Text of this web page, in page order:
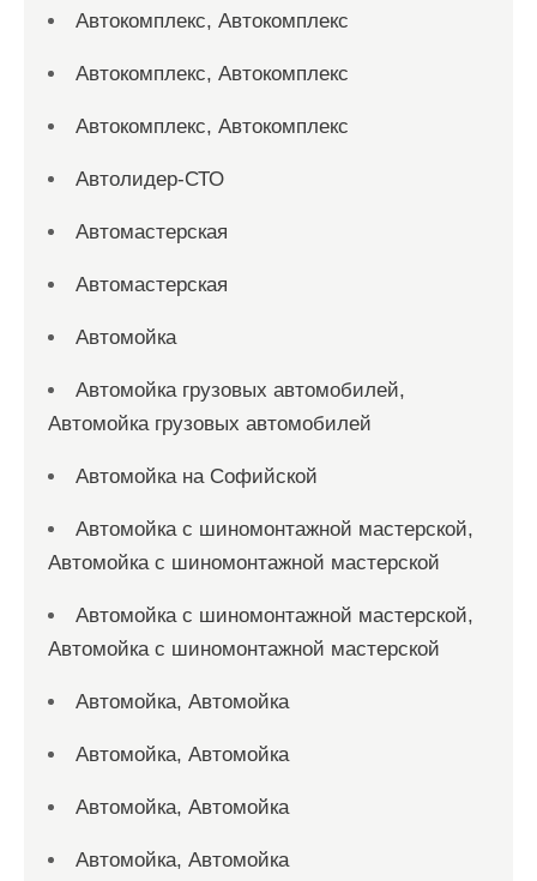
Автокомплекс, Автокомплекс
Автокомплекс, Автокомплекс
Автокомплекс, Автокомплекс
Автолидер-СТО
Автомастерская
Автомастерская
Автомойка
Автомойка грузовых автомобилей,
Автомойка грузовых автомобилей
Автомойка на Софийской
Автомойка с шиномонтажной мастерской,
Автомойка с шиномонтажной мастерской
Автомойка с шиномонтажной мастерской,
Автомойка с шиномонтажной мастерской
Автомойка, Автомойка
Автомойка, Автомойка
Автомойка, Автомойка
Автомойка, Автомойка